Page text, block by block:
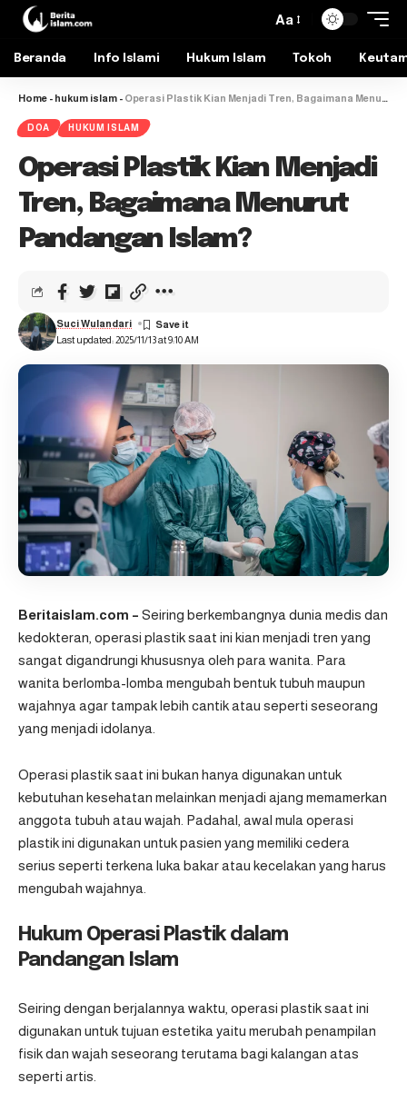
Aa
Beranda Info Islami Hukum Islam Tokoh
Home - hukum islam - Operasi Plastik Kian Menjadi Tren, Bagaimana Menurut Pandangan Islam?
DOA HUKUM ISLAM
Operasi Plastik Kian Menjadi
Tren, Bagaimana Menurut
Pandangan Islam?
Last updated: 2025/11/13 at 9:10 AM
Suci Wulandari
Beritaislam.com – Seiring berkembangnya dunia medis dan
kedokteran, operasi plastik saat ini kian menjadi tren yang
sangat digandrungi khususnya oleh para wanita. Para
wanita berlomba-lomba mengubah bentuk tubuh maupun
wajahnya agar tampak lebih cantik atau seperti seseorang
yang menjadi idolanya.
Operasi plastik saat ini bukan hanya digunakan untuk
kebutuhan kesehatan melainkan menjadi ajang memamerkan
anggota tubuh atau wajah. Padahal, awal mula operasi
plastik ini digunakan untuk pasien yang memiliki cedera
serius seperti terkena luka bakar atau kecelakan yang harus
mengubah wajahnya.
Hukum Operasi Plastik dalam
Pandangan Islam
Seiring dengan berjalannya waktu, operasi plastik saat ini
digunakan untuk tujuan estetika yaitu merubah penampilan
fisik dan wajah seseorang terutama bagi kalangan atas
seperti artis.